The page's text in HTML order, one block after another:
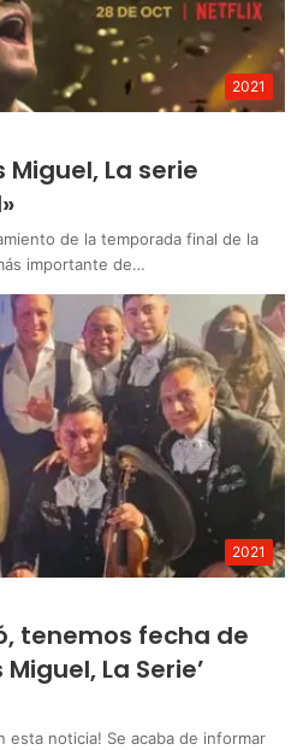
2021
La serie
de la temporada final de la
importante de…
2021
tenemos fecha de
La Serie’
esta noticia! Se acaba de informar